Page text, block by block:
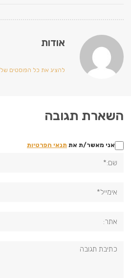
אודות
להציג את כל הפוסטים של ocw_admin
השארת תגובה
אני מאשר/ת את תנאי הפרטיות